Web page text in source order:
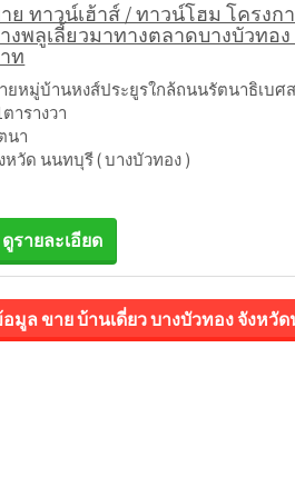
ย ทาวน์เฮ้าส์ / ทาวน์โฮม โครง
งพลูเลี้ยวมาทางตลาดบางบัวทอง
ท
ยหมู่บ้านหงส์ประยูรใกล้ถนนรัตนาธิเบศ
ตารางวา
นา
หวัด นนทบุรี ( บางบัวทอง )
ดูรายละเอียด
มูล ขาย บ้านเดี่ยว บางบัวทอง จังหวั